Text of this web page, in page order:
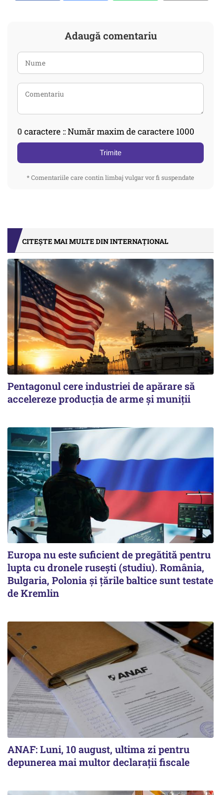
Adaugă comentariu
0 caractere :: Număr maxim de caractere 1000
Trimite
* Comentariile care contin limbaj vulgar vor fi suspendate
CITEȘTE MAI MULTE DIN INTERNAȚIONAL
Pentagonul cere industriei de apărare să
accelereze producția de arme și muniții
Europa nu este suficient de pregătită pentru
lupta cu dronele rusești (studiu). România,
Bulgaria, Polonia și țările baltice sunt testate
de Kremlin
ANAF: Luni, 10 august, ultima zi pentru
depunerea mai multor declarații fiscale